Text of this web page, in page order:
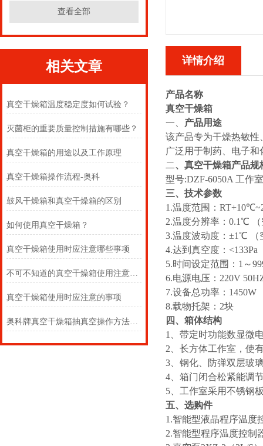
查看全部
相关文章
真空干燥箱温度稳定度如何试验？
灭菌柜的重要质量控制措施有哪些？
真空干燥箱的用途以及工作原理
真空干燥箱操作流程-奥科
鼓风干燥箱和真空干燥箱的区别
如何使用真空干燥箱？
真空干燥箱使用时应注意哪些事项
不可不知道的真空干燥箱使用注意事项
真空干燥箱使用时应注意的事项
奥科牌真空干燥箱抽真空操作方法及箱体结构示意图
详情介绍
产品名称
真空干燥箱
一、 产品用途
该产品专为干燥热敏
广泛用于制药、电子和
二、真空干燥箱产品规
型号:DZF-6050A 工作
三、技术参数
1.温度范围：
2.温度分辨率：0.1℃
3.温度波动度：±1℃ （
4.达到真空度：<133Pa
5.时间设定范围：1～
6.电源电压：220V
7.设备总功率：1450W
8.载物托架：2块
四、箱体结构
1、带定时功能数显微
2、长方体工作室，使
3、钢化、防弹双层玻
4、箱门闭合松紧能调
5、工作室采用不锈钢
五、选购件
1.智能型液晶程序温度
2.智能型程序温度控制